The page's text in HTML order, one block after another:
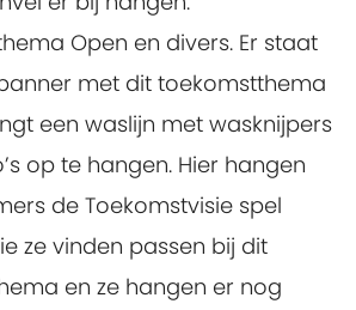
Open en divers. Er staat
met dit toekomstthema
een waslijn met wasknijpers
op te hangen. Hier hangen
de Toekomstvisie spel
ze vinden passen bij dit
en ze hangen er nog